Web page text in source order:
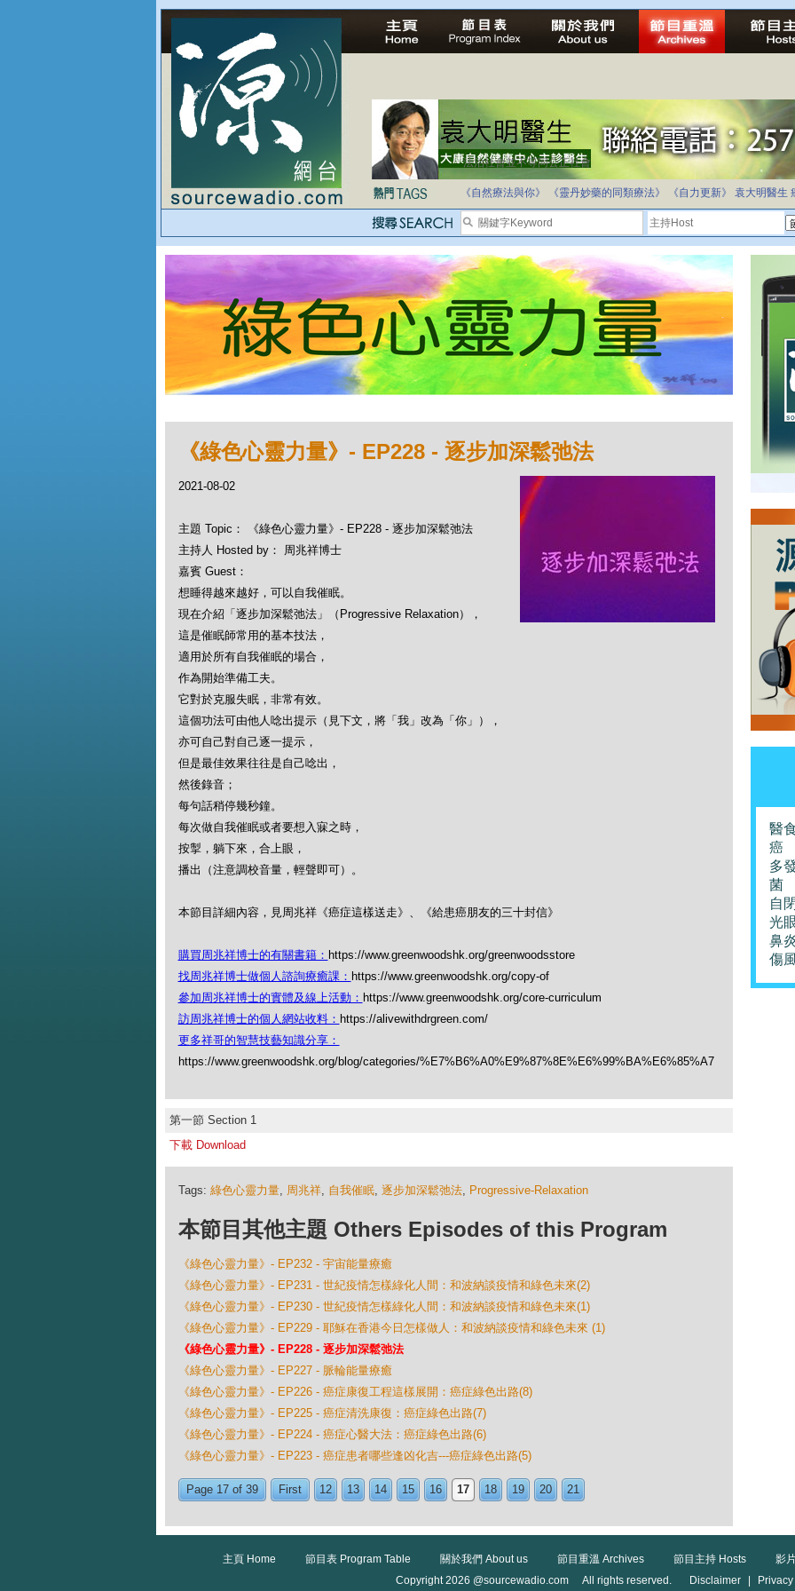
法治社會並不等同公正社會
自家教育合法化-推動多元化教育，全民學卷制
《自然療法與你》
《靈丹妙藥的同類療法》 《自力更新》 袁大明醫生
《綠色心靈力量》- EP228 - 逐步加深鬆弛法
2021-08-02
主題 Topic： 《綠色心靈力量》- EP228 - 逐步加深鬆弛法
主持人 Hosted by： 周兆祥博士
嘉賓 Guest：
想睡得越來越好，可以自我催眠。
現在介紹「逐步加深鬆弛法」（Progressive Relaxation），
這是催眠師常用的基本技法，
適用於所有自我催眠的場合，
作為開始準備工夫。
它對於克服失眠，非常有效。
這個功法可由他人唸出提示（見下文，將「我」改為「你」），
亦可自己對自己逐一提示，
但是最佳效果往往是自己唸出，
然後錄音；
每句話稍停幾秒鐘。
每次做自我催眠或者要想入寐之時，
按掣，躺下來，合上眼，
播出（注意調校音量，輕聲即可）。
本節目詳細內容，見周兆祥《癌症這樣送走》、《給患癌朋友的三十封信》
購買周兆祥博士的有關書籍： https://www.greenwoodshk.org/greenwoodsstore
找周兆祥博士做個人諮詢療癒課： https://www.greenwoodshk.org/copy-of
參加周兆祥博士的實體及線上活動： https://www.greenwoodshk.org/core-curriculum
訪周兆祥博士的個人網站收料： https://alivewithdrgreen.com/
更多祥哥的智慧技藝知識分享：
https://www.greenwoodshk.org/blog/categories/%E7%B6%A0%E9%87%8E%E6%99%BA%E6%85%A7
第一節 Section 1
下載 Download
Tags: 綠色心靈力量, 周兆祥, 自我催眠, 逐步加深鬆弛法, Progressive-Relaxation
本節目其他主題 Others Episodes of this Program
《綠色心靈力量》- EP232 - 宇宙能量療癒
《綠色心靈力量》- EP231 - 世紀疫情怎樣綠化人間：和波納談疫情和綠色未來(2)
《綠色心靈力量》- EP230 - 世紀疫情怎樣綠化人間：和波納談疫情和綠色未來(1)
《綠色心靈力量》- EP229 - 耶穌在香港今日怎樣做人：和波納談疫情和綠色未來 (1)
《綠色心靈力量》- EP228 - 逐步加深鬆弛法
《綠色心靈力量》- EP227 - 脈輪能量療癒
《綠色心靈力量》- EP226 - 癌症康復工程這樣展開：癌症綠色出路(8)
《綠色心靈力量》- EP225 - 癌症清洗康復：癌症綠色出路(7)
《綠色心靈力量》- EP224 - 癌症心醫大法：癌症綠色出路(6)
《綠色心靈力量》- EP223 - 癌症患者哪些逢凶化吉---癌症綠色出路(5)
Page 17 of 39 First 12 13 14 15 16 17 18 19 20 21
醫
癌
多
菌
自
光
鼻
傷
主頁 Home 節目表 Program Table 關於我們 About us 節目重溫 Archives 節目主持 Hosts
影
Copyright 2026 @sourcewadio.com All rights reserved.
Disclaimer Privacy